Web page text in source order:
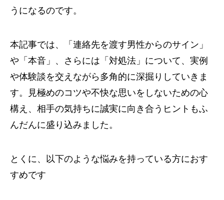
うになるのです。
本記事では、「連絡先を渡す男性からのサイン」
や「本音」、さらには「対処法」について、実例
や体験談を交えながら多角的に深掘りしていきま
す。見極めのコツや不快な思いをしないための心
構え、相手の気持ちに誠実に向き合うヒントもふ
んだんに盛り込みました。
とくに、以下のような悩みを持っている方におす
すめです